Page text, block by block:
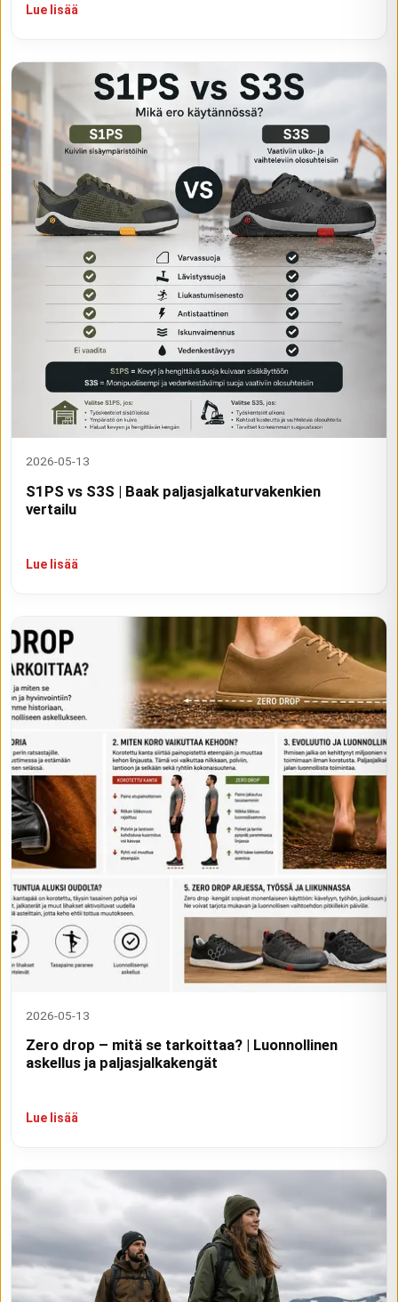
Lue lisää
2026-05-13
S1PS vs S3S | Baak paljasjalkaturvakenkien
vertailu
Lue lisää
2026-05-13
Zero drop – mitä se tarkoittaa? | Luonnollinen
askellus ja paljasjalkakengät
Lue lisää